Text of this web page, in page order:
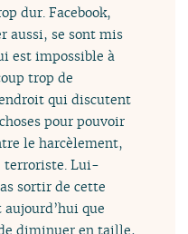
dur. Facebook,
aussi, se sont mis
est impossible à
trop de
qui discutent
pour pouvoir
le harcèlement,
terroriste. Lui-
sortir de cette
que
diminuer en taille,